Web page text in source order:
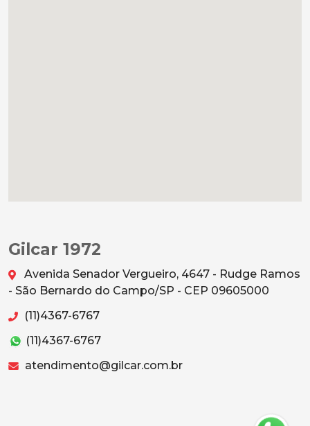
Gilcar 1972
Avenida Senador Vergueiro, 4647 - Rudge Ramos
- São Bernardo do Campo/SP - CEP 09605000
(11)4367-6767
(11)4367-6767
atendimento@gilcar.com.br